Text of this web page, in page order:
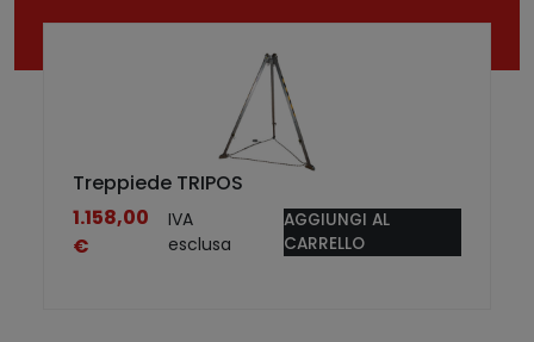
Treppiede TRIPOS
1.158,00
€
IVA
esclusa
AGGIUNGI AL
CARRELLO